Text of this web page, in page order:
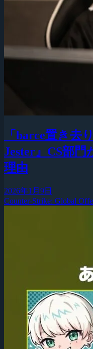
「barce置き去
Jester』CS部
理由
2026年1月9日
Counter-Strike: Global